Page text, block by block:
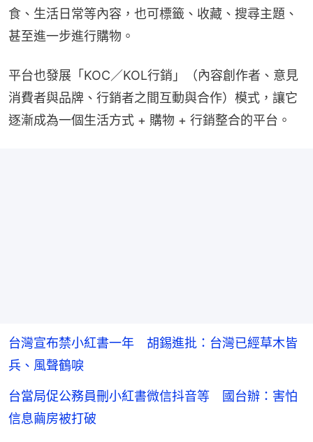
食、生活日常等內容，也可標籤、收藏、搜尋主題、
甚至進一步進行購物。
平台也發展「KOC／KOL行銷」（內容創作者、意見
消費者與品牌、行銷者之間互動與合作）模式，讓它
逐漸成為一個生活方式 + 購物 + 行銷整合的平台。
台灣宣布禁小紅書一年 胡錫進批：台灣已經草木皆
兵、風聲鶴唳
台當局促公務員刪小紅書微信抖音等 國台辦：害怕
信息繭房被打破